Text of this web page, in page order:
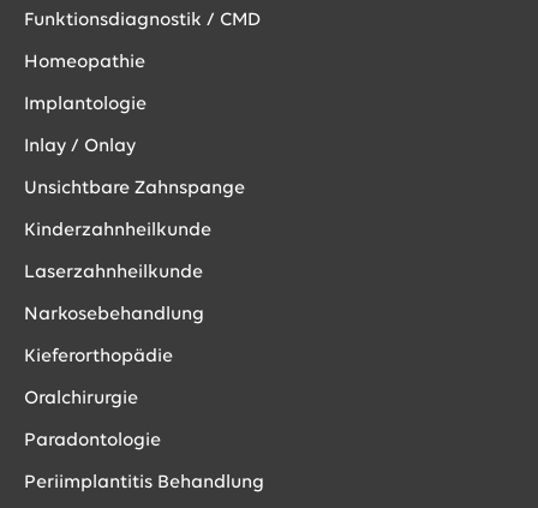
Funktionsdiagnostik / CMD
Homeopathie
Implantologie
Inlay / Onlay
Unsichtbare Zahnspange
Kinderzahnheilkunde
Laserzahnheilkunde
Narkosebehandlung
Kieferorthopädie
Oralchirurgie
Paradontologie
Periimplantitis Behandlung